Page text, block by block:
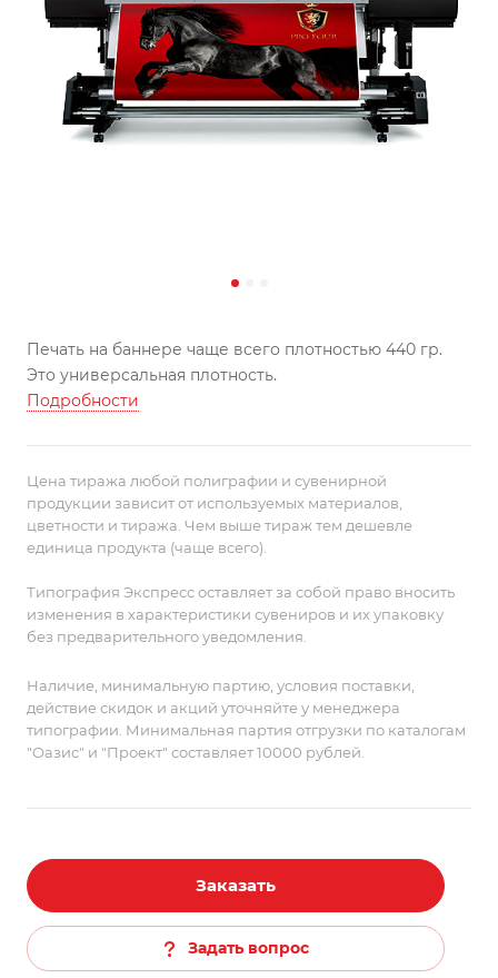
Печать на баннере чаще всего плотностью 440 гр.
Это универсальная плотность.
Подробности
Цена тиража любой полиграфии и сувенирной
продукции зависит от используемых материалов,
цветности и тиража. Чем выше тираж тем дешевле
единица продукта (чаще всего).
Типография Экспресс оставляет за собой право вносить
изменения в характеристики сувениров и их упаковку
без предварительного уведомления.
Наличие, минимальную партию, условия поставки,
действие скидок и акций уточняйте у менеджера
типографии. Минимальная партия отгрузки по каталогам
"Оазис" и "Проект" составляет 10000 рублей.
Заказать
Задать вопрос